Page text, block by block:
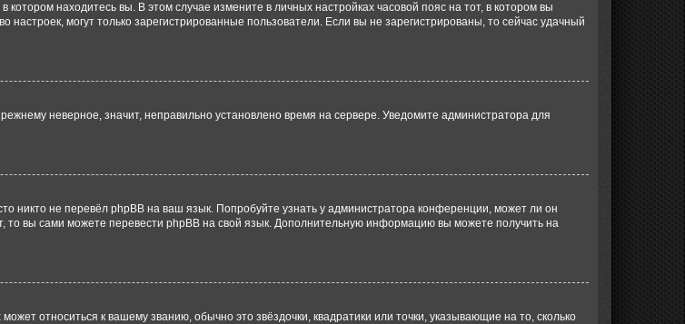
находитесь вы. В этом случае измените в личных настройках часовой пояс на тот, в котором вы
настроек, могут только зарегистрированные пользователи. Если вы не зарегистрированы, то сейчас удачный
неверное, значит, неправильно установлено время на сервере. Уведомите администратора для
никто не перевёл phpBB на ваш язык. Попробуйте узнать у администратора конференции, может ли он
то вы сами можете перевести phpBB на свой язык. Дополнительную информацию вы можете получить на
относиться к вашему званию, обычно это звёздочки, квадратики или точки, указывающие на то, сколько